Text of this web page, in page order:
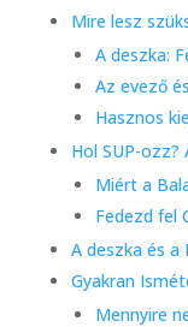
Mire lesz
A deszka:
Az evező
Hasznos
Hol SUP-ozz?
Miért a
Fedezd fel
A deszka és a
Gyakran
Mennyire